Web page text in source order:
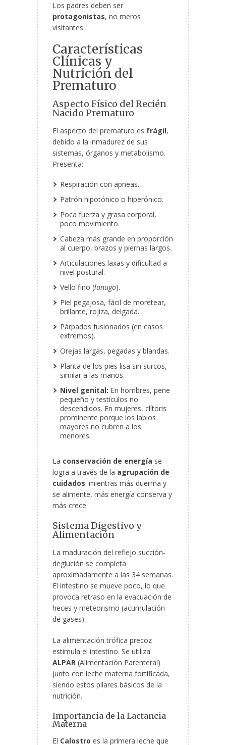
Los padres deben ser
protagonistas, no meros
visitantes.
Características
Clínicas y
Nutrición del
Prematuro
Aspecto Físico del Recién
Nacido Prematuro
El aspecto del prematuro es frágil,
debido a la inmadurez de sus
sistemas, órganos y metabolismo.
Presenta:
Respiración con apneas.
Patrón hipotónico o hiperónico.
Poca fuerza y grasa corporal,
poco movimiento.
Cabeza más grande en proporción
al cuerpo, brazos y piernas largos.
Articulaciones laxas y dificultad a
nivel postural.
Vello fino (lanugo).
Piel pegajosa, fácil de moretear,
brillante, rojiza, delgada.
Párpados fusionados (en casos
extremos).
Orejas largas, pegadas y blandas.
Planta de los pies lisa sin surcos,
similar a las manos.
Nivel genital: En hombres, pene
pequeño y testículos no
descendidos. En mujeres, clítoris
prominente porque los labios
mayores no cubren a los
menores.
La conservación de energía se
logra a través de la agrupación de
cuidados: mientras más duerma y
se alimente, más energía conserva y
más crece.
Sistema Digestivo y
Alimentación
La maduración del reflejo succión-
deglución se completa
aproximadamente a las 34 semanas.
El intestino se mueve poco, lo que
provoca retraso en la evacuación de
heces y meteorismo (acumulación
de gases).
La alimentación trófica precoz
estimula el intestino. Se utiliza
ALPAR (Alimentación Parenteral)
junto con leche materna fortificada,
siendo estos pilares básicos de la
nutrición.
Importancia de la Lactancia
Materna
El Calostro es la primera leche que